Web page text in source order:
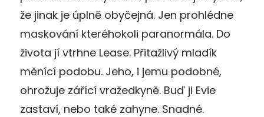
že jinak je úplně obyčejná. Jen prohlédne
maskování kteréhokoli paranormála. Do
života jí vtrhne Lease. Přitažlivý mladík
měnící podobu. Jeho, i jemu podobné,
ohrožuje zářící vražedkyně. Buď ji Evie
zastaví, nebo také zahyne. Snadné.